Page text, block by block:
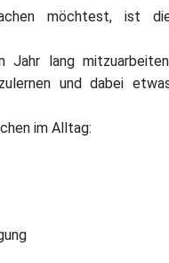
möchtest, ist
Jahr lang
und dabei
im Alltag: